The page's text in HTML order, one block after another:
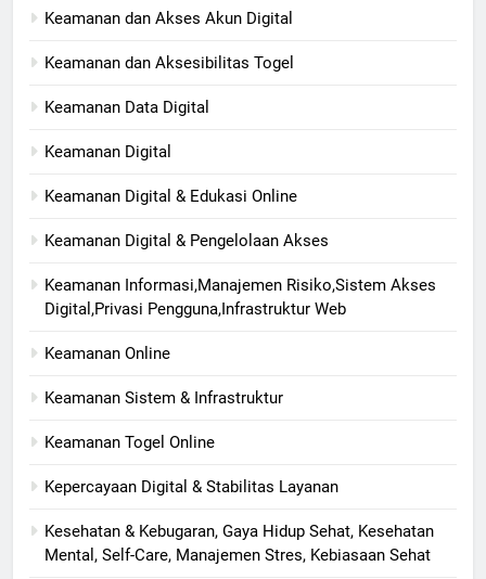
Keamanan dan Akses Akun Digital
Keamanan dan Aksesibilitas Togel
Keamanan Data Digital
Keamanan Digital
Keamanan Digital & Edukasi Online
Keamanan Digital & Pengelolaan Akses
Keamanan Informasi,Manajemen Risiko,Sistem Akses
Digital,Privasi Pengguna,Infrastruktur Web
Keamanan Online
Keamanan Sistem & Infrastruktur
Keamanan Togel Online
Kepercayaan Digital & Stabilitas Layanan
Kesehatan & Kebugaran, Gaya Hidup Sehat, Kesehatan
Mental, Self-Care, Manajemen Stres, Kebiasaan Sehat